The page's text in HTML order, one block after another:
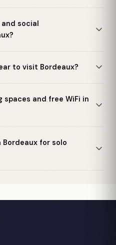
social
to visit Bordeaux?
spaces and free WiFi in
for solo